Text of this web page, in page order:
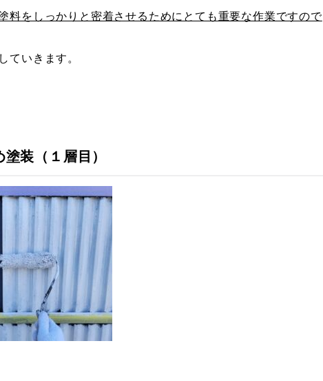
料をしっかりと密着させるためにとても重要な作業ですので
ていきます。
装（１層目）